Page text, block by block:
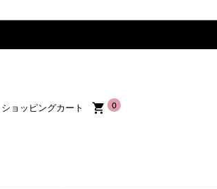
ショッピングカート 0